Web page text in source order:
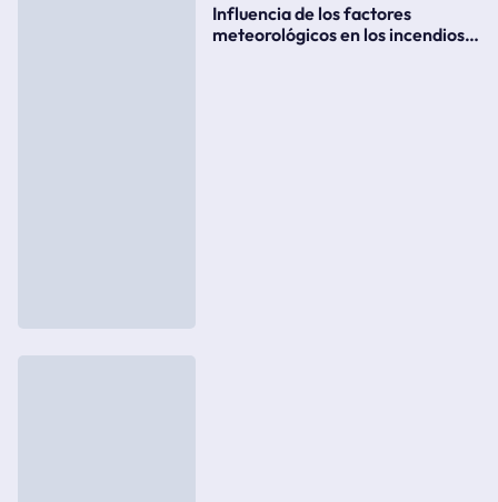
Influencia de los factores
meteorológicos en los incendios